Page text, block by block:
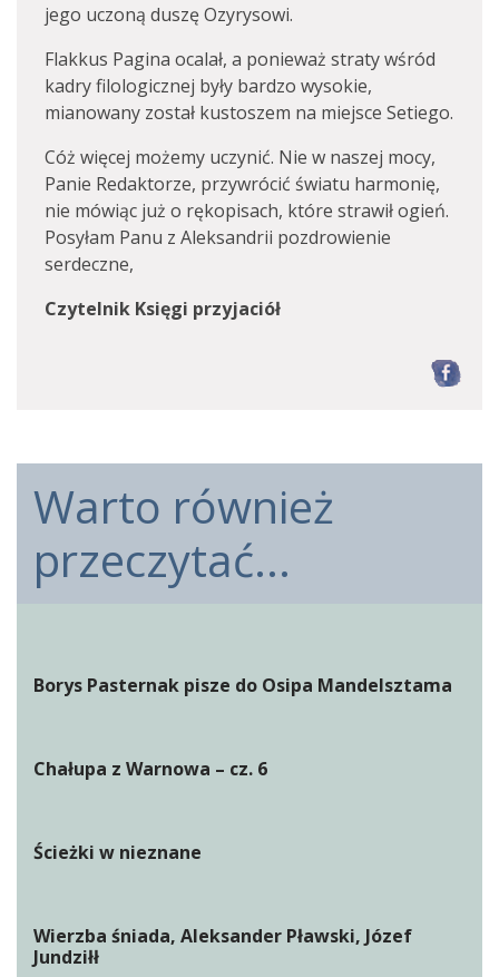
jego uczoną duszę Ozyrysowi.
Flakkus Pagina ocalał, a ponieważ straty wśród
kadry filologicznej były bardzo wysokie,
mianowany został kustoszem na miejsce Setiego.
Cóż więcej możemy uczynić. Nie w naszej mocy,
Panie Redaktorze, przywrócić światu harmonię,
nie mówiąc już o rękopisach, które strawił ogień.
Posyłam Panu z Aleksandrii pozdrowienie
serdeczne,
Czytelnik Księgi przyjaciół
Warto również
przeczytać...
Borys Pasternak pisze do Osipa Mandelsztama
Chałupa z Warnowa – cz. 6
Ścieżki w nieznane
Wierzba śniada, Aleksander Pławski, Józef
Jundziłł